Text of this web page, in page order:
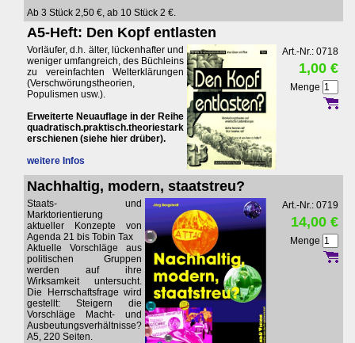
Ab 3 Stück 2,50 €, ab 10 Stück 2 €.
A5-Heft: Den Kopf entlasten
Vorläufer, d.h. älter, lückenhafter und
weniger umfangreich, des Büchleins
zu vereinfachten Welterklärungen
(Verschwörungstheorien,
Populismen usw.).
Erweiterte Neuauflage in der Reihe
quadratisch.praktisch.theoriestark
erschienen (siehe hier drüber).
weitere Infos
Art.-Nr.: 0718
1,00 €
Menge
Nachhaltig, modern, staatstreu?
Staats- und
Marktorientierung
aktueller Konzepte von
Agenda 21 bis Tobin Tax
Aktuelle Vorschläge aus
politischen Gruppen
werden auf ihre
Wirksamkeit untersucht.
Die Herrschaftsfrage wird
gestellt: Steigern die
Vorschläge Macht- und
Ausbeutungsverhältnisse?
A5, 220 Seiten.
Art.-Nr.: 0719
14,00 €
Menge